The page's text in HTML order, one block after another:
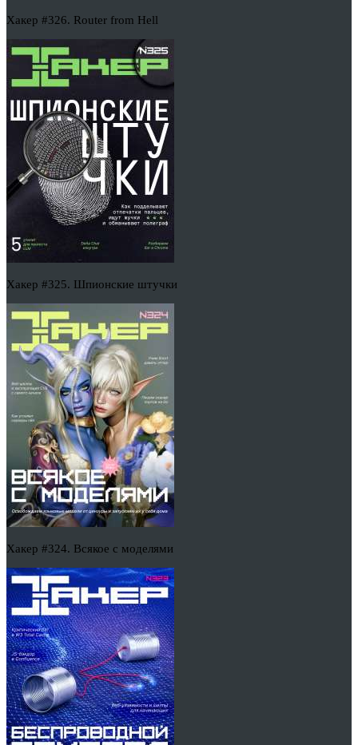
Хакер #326. Router from Hell
Хакер #325. Шпионские штучки
Хакер #324. Всякое с моделями